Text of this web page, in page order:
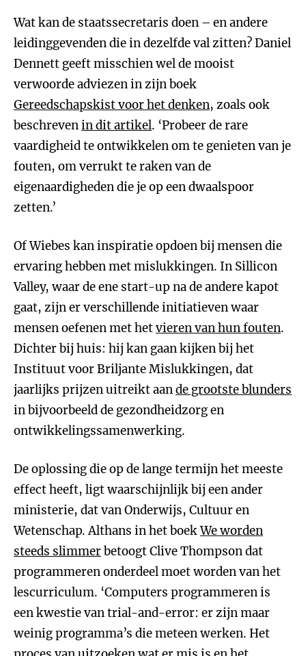
Wat kan de staatssecretaris doen – en andere
leidinggevenden die in dezelfde val zitten? Daniel
Dennett geeft misschien wel de mooist
verwoorde adviezen in zijn boek
Gereedschapskist voor het denken, zoals ook
beschrevenin dit artikel. ‘Probeer de rare
vaardigheid te ontwikkelen om te genieten van je
fouten, om verrukt te raken van de
eigenaardigheden die je op een dwaalspoor
zetten.’
Of Wiebes kan inspiratie opdoen bij mensen die
ervaring hebben met mislukkingen. In Sillicon
Valley, waar de ene start-up na de andere kapot
gaat, zijn er verschillende initiatieven waar
mensen oefenen met hetvieren van hun fouten.
Dichter bij huis: hij kan gaan kijken bij het
Instituut voor Briljante Mislukkingen, dat
jaarlijks prijzen uitreikt aande grootste blunders
in bijvoorbeeld de gezondheidzorg en
ontwikkelingssamenwerking.
De oplossing die op de lange termijn het meeste
effect heeft, ligt waarschijnlijk bij een ander
ministerie, dat van Onderwijs, Cultuur en
Wetenschap. Althans in het boekWe worden
steeds slimmerbetoogt Clive Thompson dat
programmeren onderdeel moet worden van het
lescurriculum. ‘Computers programmeren is
een kwestie van trial-and-error: er zijn maar
weinig programma’s die meteen werken. Het